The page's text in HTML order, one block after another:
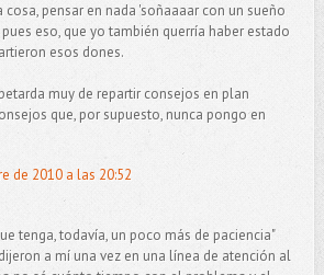
cosa, pensar en nada 'soñaaaar con un sueño
eso, que yo también querría haber estado
esos dones.
muy de repartir consejos en plan
que, por supuesto, nunca pongo en
de 2010 a las 20:52
tenga, todavía, un poco más de paciencia"
a mí una vez en una línea de atención al